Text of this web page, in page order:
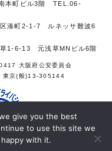
本町ビル3階 TEL.06-
区湊町2-1-7 ルネッサ難波6
草1-6-13 元浅草MNビル6階
大阪府公安委員会
東京(般)13-305144
お問い合わせは
give you the best
to use this site we
with it.